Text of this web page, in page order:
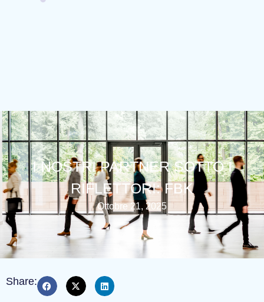
I NOSTRI PARTNER SOTTO I
RIFLETTORI: FBK
Ottobre 21, 2025
Share: